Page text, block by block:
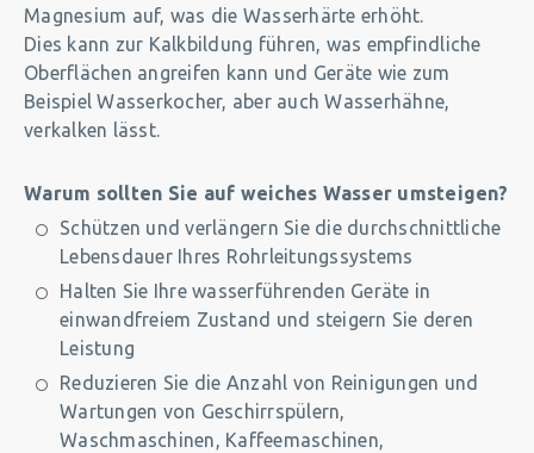
Magnesium auf, was die Wasserhärte erhöht.
Dies kann zur Kalkbildung führen, was empfindliche
Oberflächen angreifen kann und Geräte wie zum
Beispiel Wasserkocher, aber auch Wasserhähne,
verkalken lässt.
Warum sollten Sie auf weiches Wasser umsteigen?
Schützen und verlängern Sie die durchschnittliche
Lebensdauer Ihres Rohrleitungssystems
Halten Sie Ihre wasserführenden Geräte in
einwandfreiem Zustand und steigern Sie deren
Leistung
Reduzieren Sie die Anzahl von Reinigungen und
Wartungen von Geschirrspülern,
Waschmaschinen, Kaffeemaschinen,